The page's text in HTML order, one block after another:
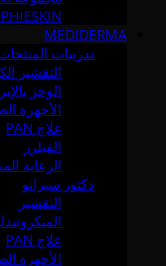
MEDIDERMA
تدريبات
التقشير
الوخز
الأجهزة
علاج PAN
الفيلرز
الرعاية
دكتور سيرانو
التقشير
علاج PAN
الأجهزة